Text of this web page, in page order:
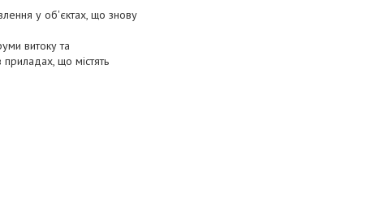
у об'єктах, що знову
витоку та
що містять